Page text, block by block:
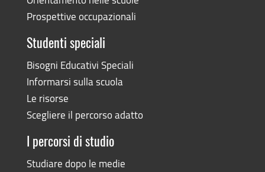
Prospettive occupazionali
Studenti speciali
Bisogni Educativi Speciali
Informarsi sulla scuola
Le risorse
Scegliere il percorso adatto
I percorsi di studio
Studiare dopo le medie